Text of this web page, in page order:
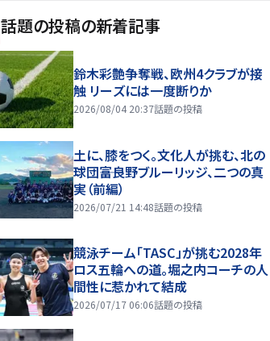
話題の投稿の新着記事
鈴木彩艶争奪戦、欧州4クラブが接
触 リーズには一度断りか
2026/08/04 20:37話題の投稿
土に、膝をつく。文化人が挑む、北の
球団――富良野ブルーリッジ、二つの真
実（前編）
2026/07/21 14:48話題の投稿
競泳チーム「TASC」が挑む2028年
ロス五輪への道。堀之内コーチの人
間性に惹かれて結成
2026/07/17 06:06話題の投稿